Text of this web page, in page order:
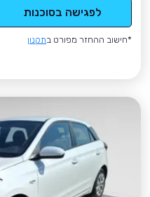
לפגישה בסוכנות
*חישוב ההחזר מפורט בתקנון